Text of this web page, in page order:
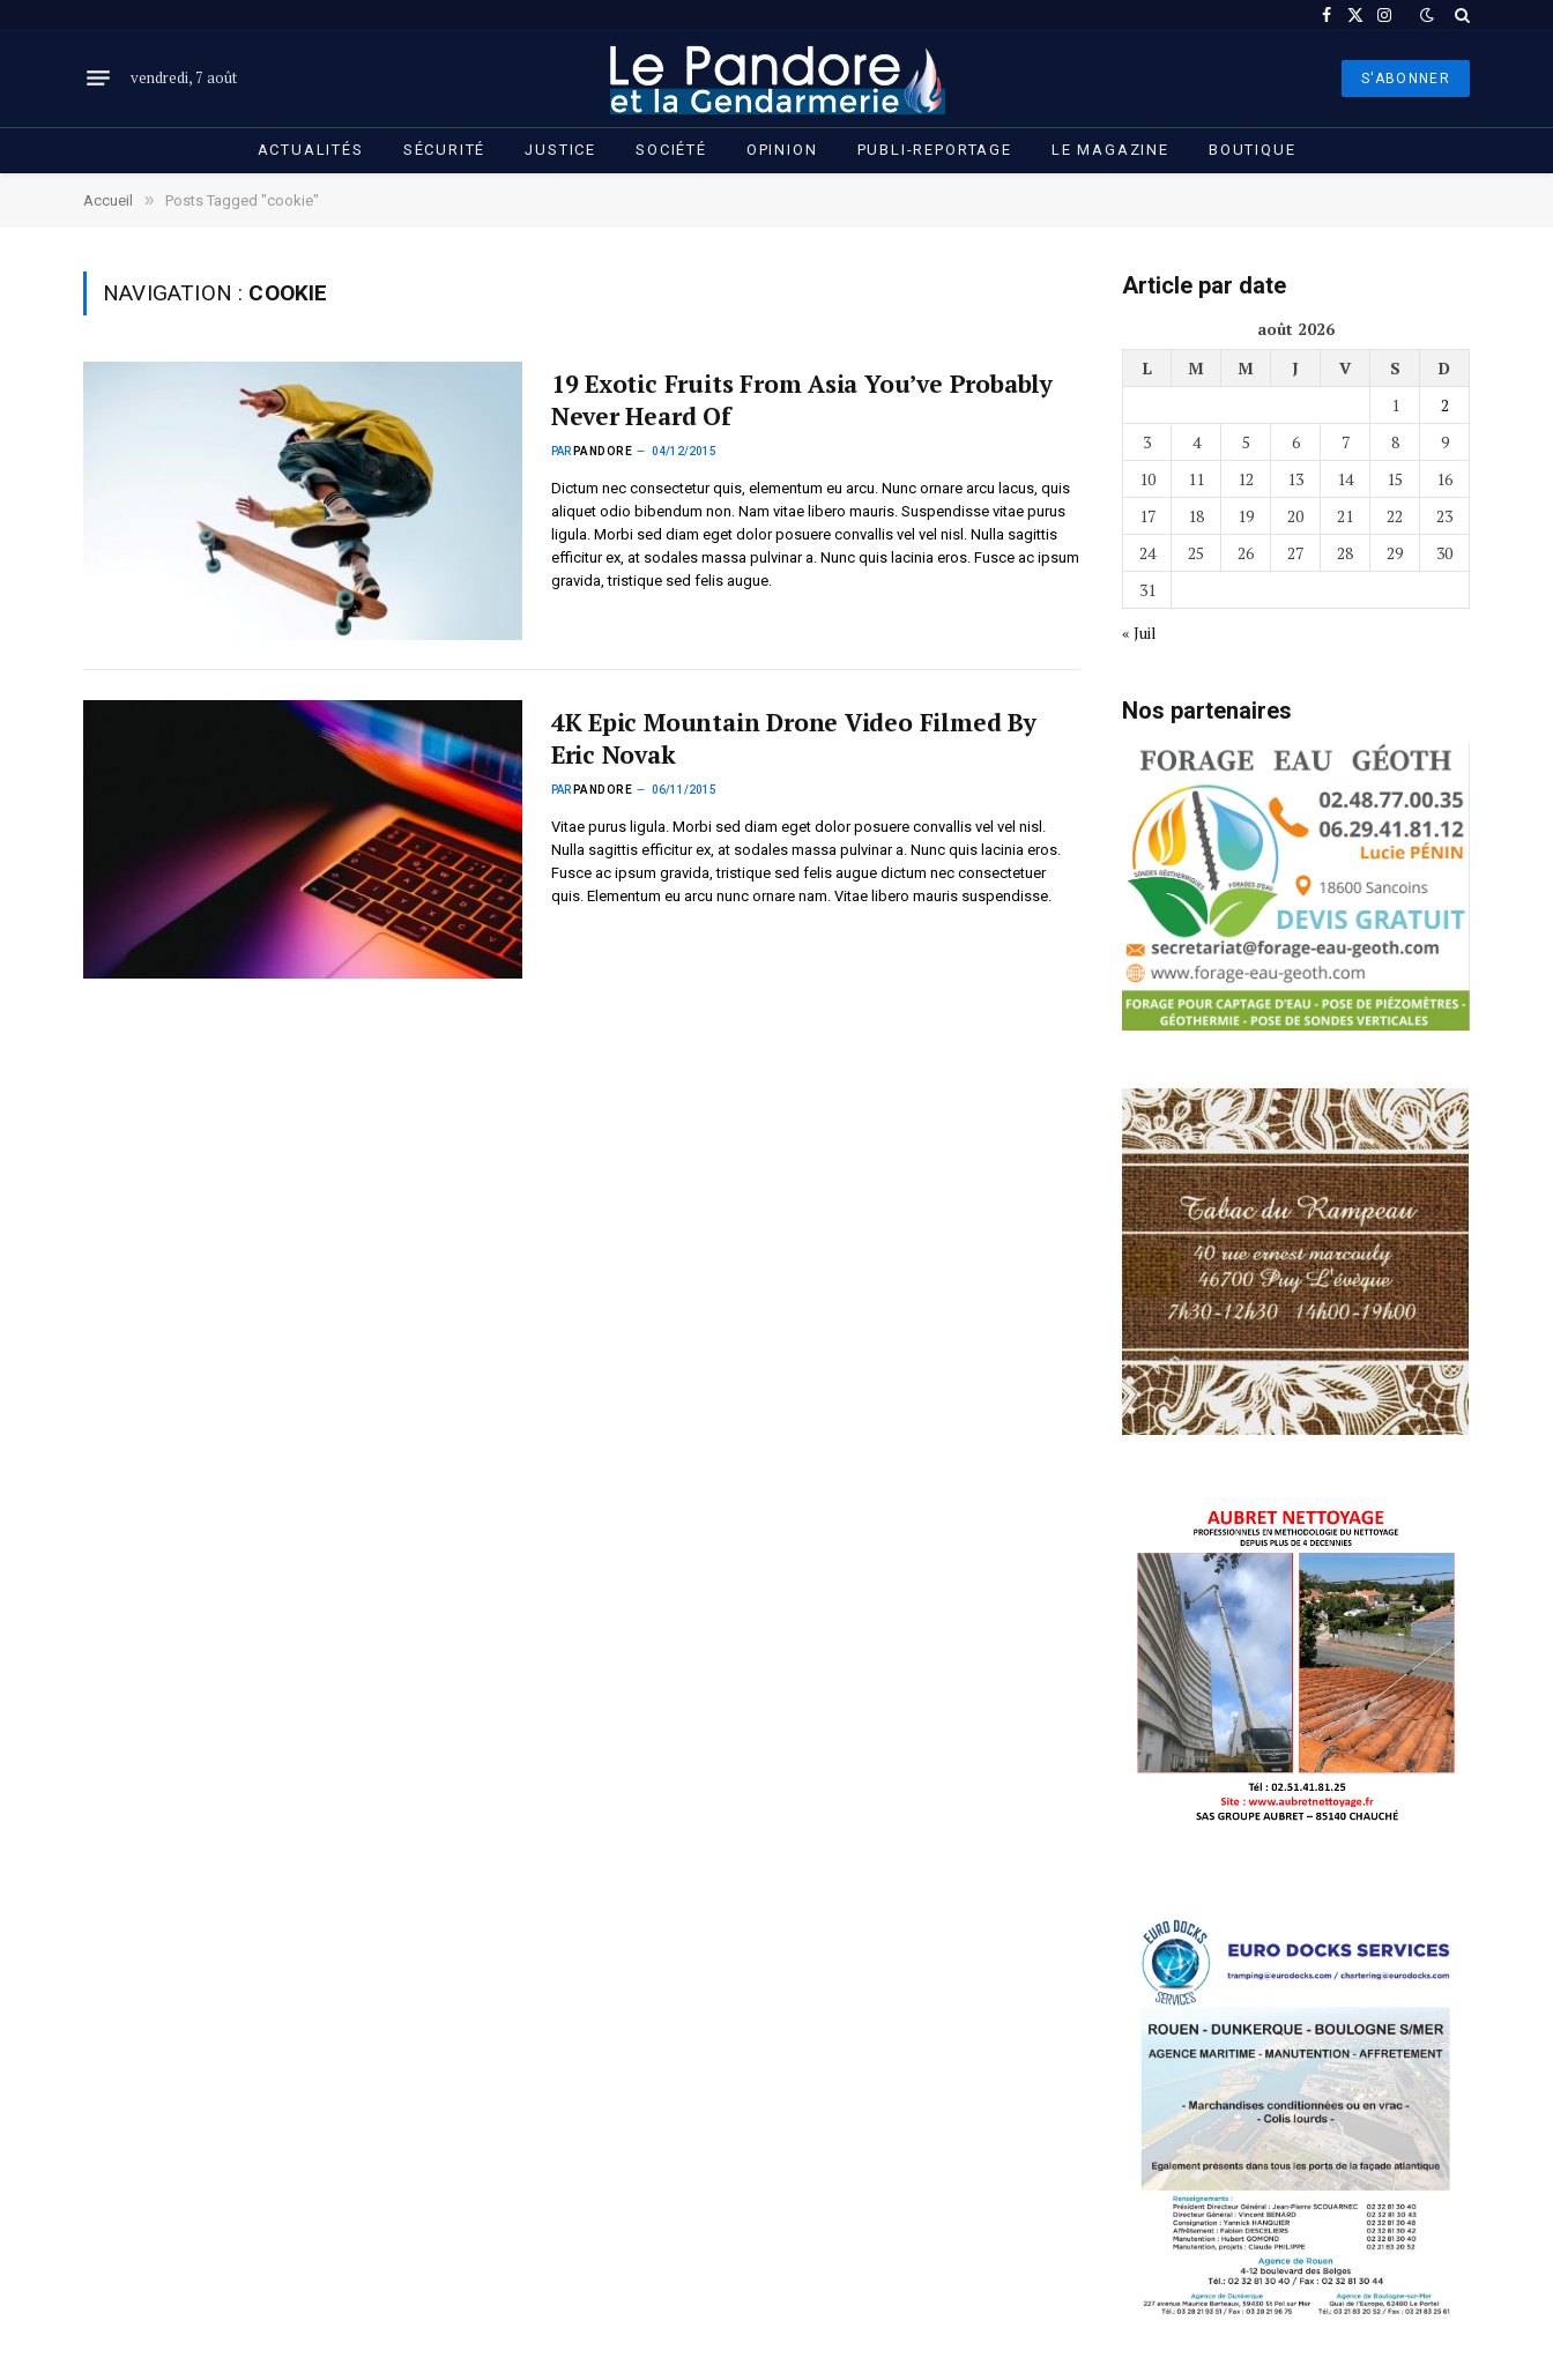
Facebook
X
Instagram
vendredi, 7 août S'ABONNER
ACTUALITÉS SÉCURITÉ JUSTICE SOCIÉTÉ OPINION PUBLI-REPORTAGE LE MAGAZINE BOUTIQUE
Accueil » Posts Tagged "cookie"
NAVIGATION : COOKIE
19 Exotic Fruits From Asia You’ve Probably
Never Heard Of
PAR PANDORE 04/12/2015
Dictum nec consectetur quis, elementum eu arcu. Nunc ornare arcu lacus, quis
aliquet odio bibendum non. Nam vitae libero mauris. Suspendisse vitae purus
ligula. Morbi sed diam eget dolor posuere convallis vel vel nisl. Nulla sagittis
efficitur ex, at sodales massa pulvinar a. Nunc quis lacinia eros. Fusce ac ipsum
gravida, tristique sed felis augue.
4K Epic Mountain Drone Video Filmed By
Eric Novak
PAR PANDORE 06/11/2015
Vitae purus ligula. Morbi sed diam eget dolor posuere convallis vel vel nisl.
Nulla sagittis efficitur ex, at sodales massa pulvinar a. Nunc quis lacinia eros.
Fusce ac ipsum gravida, tristique sed felis augue dictum nec consectetuer
quis. Elementum eu arcu nunc ornare nam. Vitae libero mauris suspendisse.
Article par date
août 2026
L
M M J V S
D
1
2
3
4 5 6 7 8
9
10
11 12 13 14 15
16
17
18 19 20 21 22
23
24
25 26 27 28 29
30
31
« Juil
Nos partenaires